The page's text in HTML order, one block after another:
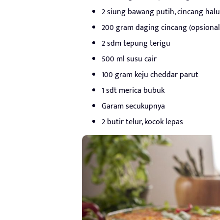
2 siung bawang putih, cincang
200 gram daging cincang
2 sdm tepung terigu
500 ml susu cair
100 gram keju cheddar parut
1 sdt merica bubuk
Garam secukupnya
2 butir telur, kocok lepas